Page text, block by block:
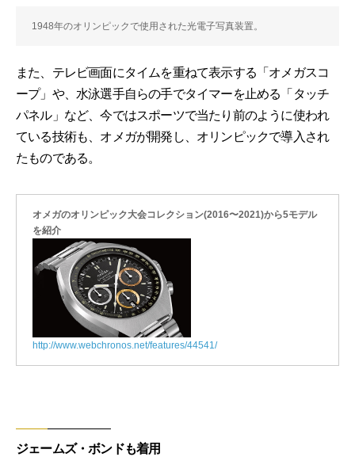
1948年のオリンピックで使用された光電子写真装置。
また、テレビ画面にタイムを重ねて表示する「オメガスコ
ープ」や、水泳選手自らの手でタイマーを止める「タッチ
パネル」など、今ではスポーツで当たり前のように使われ
ている技術も、オメガが開発し、オリンピックで導入され
たものである。
オメガのオリンピック大会コレクション(2016〜2021)から5モデル
を紹介
http://www.webchronos.net/features/44541/
ジェームズ・ボンドも着用